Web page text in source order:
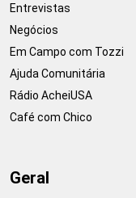
Entrevistas
Negócios
Em Campo com Tozzi
Ajuda Comunitária
Rádio AcheiUSA
Café com Chico
Geral